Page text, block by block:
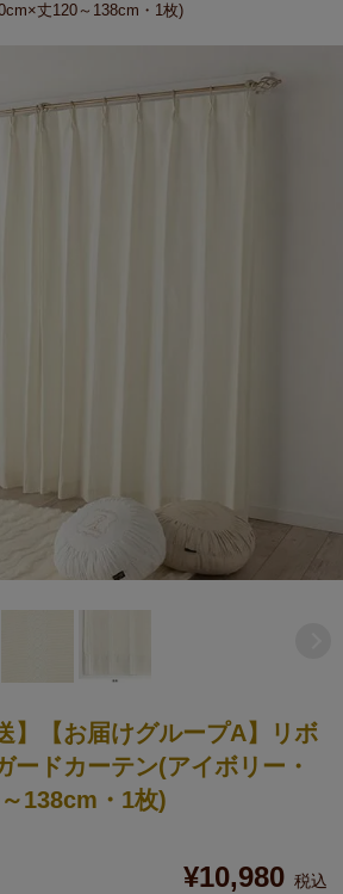
丈120～138cm・1枚)
】【お届けグループA】リボ
ードカーテン(アイボリー・
138cm・1枚)
¥10,980 税込